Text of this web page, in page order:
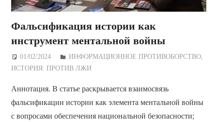
Фальсификация истории как
инструмент ментальной войны
01/02/2024 Дежурный по Редакции
ИНФОРМАЦИОННОЕ ПРОТИВОБОРСТВО
ИСТОРИЯ: ПРОТИВ ЛЖИ
Аннотация. В статье раскрывается взаимосвязь
фальсификации истории как элемента ментальной войны
с вопросами обеспечения национальной безопасности;